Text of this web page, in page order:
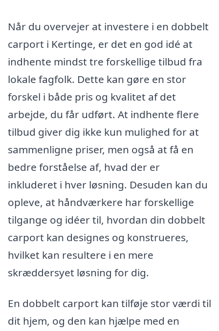
Når du overvejer at investere i en dobbelt
carport i Kertinge, er det en god idé at
indhente mindst tre forskellige tilbud fra
lokale fagfolk. Dette kan gøre en stor
forskel i både pris og kvalitet af det
arbejde, du får udført. At indhente flere
tilbud giver dig ikke kun mulighed for at
sammenligne priser, men også at få en
bedre forståelse af, hvad der er
inkluderet i hver løsning. Desuden kan du
opleve, at håndværkere har forskellige
tilgange og idéer til, hvordan din dobbelt
carport kan designes og konstrueres,
hvilket kan resultere i en mere
skræddersyet løsning for dig.
En dobbelt carport kan tilføje stor værdi til
dit hjem, og den kan hjælpe med en